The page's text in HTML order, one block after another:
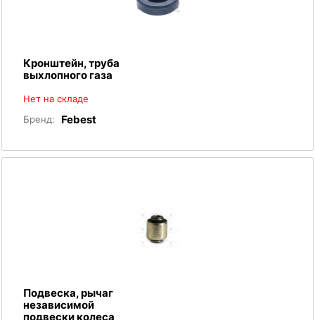
Кронштейн, труба
выхлопного газа
Нет на складе
Бренд:
Febest
Подвеска, рычаг
независимой
подвески колеса